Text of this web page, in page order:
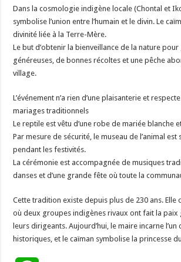
Dans la cosmologie indigène locale (Chontal et
symbolise l’union entre l’humain et le divin. Le
divinité liée à la Terre-Mère.
Le but d’obtenir la bienveillance de la nature
généreuses, de bonnes récoltes et une pêche
village.
L’événement n’a rien d’une plaisanterie et
mariages traditionnels
Le reptile est vêtu d’une robe de mariée blanche
Par mesure de sécurité, le museau de l’animal
pendant les festivités.
La cérémonie est accompagnée de musiques
danses et d’une grande fête où toute la
Cette tradition existe depuis plus de 230 ans. Elle
où deux groupes indigènes rivaux ont fait la paix
leurs dirigeants. Aujourd’hui, le maire incarne l’un
historiques, et le caïman symbolise la princesse